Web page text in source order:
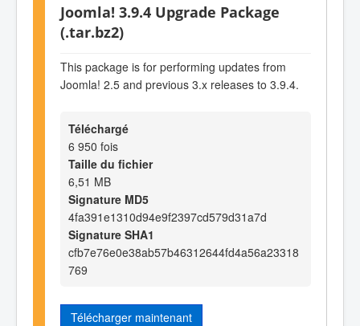
Joomla! 3.9.4 Upgrade Package
(.tar.bz2)
This package is for performing updates from
Joomla! 2.5 and previous 3.x releases to 3.9.4.
Téléchargé
6 950 fois
Taille du fichier
6,51 MB
Signature MD5
4fa391e1310d94e9f2397cd579d31a7d
Signature SHA1
cfb7e76e0e38ab57b46312644fd4a56a23318
769
Télécharger maintenant